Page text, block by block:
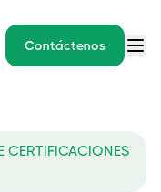
Contáctenos
y
CERTIFICACIONES